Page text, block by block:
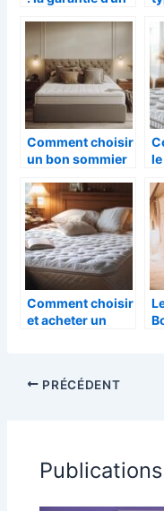
réparateur
Comment choisir
un bon sommier
réparateur
Comment choisir
et acheter un
sommeil ?
PRÉCÉDENT